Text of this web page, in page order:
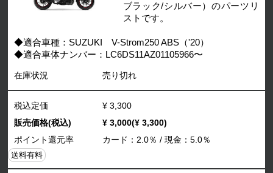
ブラック/シルバー）のパーツリ
ストです。
◆適合車種：SUZUKI V-Strom250 ABS（'20）
◆適合車体ナンバー：LC6DS11AZ01105966〜
在庫状況 売り切れ
税込定価
¥ 3,300
販売価格(税込)
¥ 3,000(¥ 3,300)
ポイント還元率
カード：2.0％ / 現金：5.0％
送料有料